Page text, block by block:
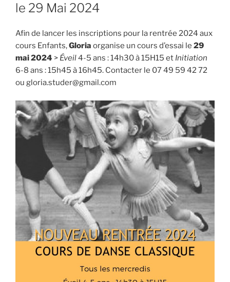
le 29 Mai 2024
Afin de lancer les inscriptions pour la rentrée 2024 aux
cours Enfants,Gloria organise un cours d’essai le 29
mai 2024 > Éveil4-5 ans : 14h30 à 15H15 et Initiation
6-8 ans : 15h45 à 16h45. Contacter le 07 49 59 42 72
ou gloria.studer@gmail.com